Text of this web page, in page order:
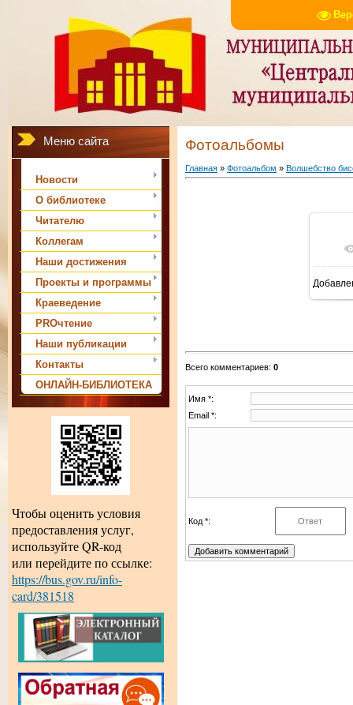
Меню сайта
Новости
О библиотеке
Читателю
Коллегам
Наши достижения
Проекты и программы
Краеведение
PROчтение
Наши публикации
Контакты
ОНЛАЙН-БИБЛИОТЕКА
Чтобы оценить условия
предоставления услуг,
используйте QR-код
или перейдите по ссылке:
https://bus.gov.ru/info-
card/381518
Фотоальбомы
Главная » Фотоальбом » Волшебство
В
Всего комментариев: 0
Имя *:
Email *:
Код *: